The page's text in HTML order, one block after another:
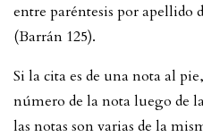
entre paréntesis por apellido
(Barrán 125).
Si la cita es de una nota al
número de la nota luego de
las notas son varias de la